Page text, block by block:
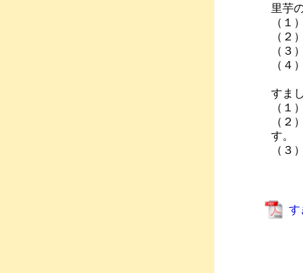
里芋
（１
（２
（３
（４
すま
（１
（２
す。
（３
す